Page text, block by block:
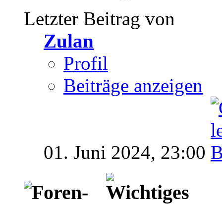
Letzter Beitrag von
Zulan
Profil
Beiträge anzeigen
01. Juni 2024, 23:00